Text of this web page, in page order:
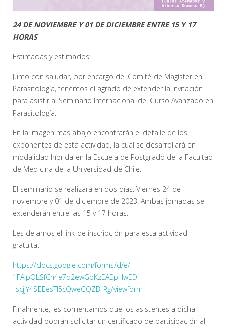
24 DE NOVIEMBRE Y 01 DE DICIEMBRE ENTRE 15 Y 17
HORAS
Estimadas y estimados:
Junto con saludar, por encargo del Comité de Magíster en
Parasitología, tenemos el agrado de extender la invitación
para asistir al Seminario Internacional del Curso Avanzado en
Parasitología.
En la imagen más abajo encontrarán el detalle de los
exponentes de esta actividad, la cual se desarrollará en
modalidad híbrida en la Escuela de Postgrado de la Facultad
de Medicina de la Universidad de Chile.
El seminario se realizará en dos días: Viernes 24 de
noviembre y 01 de diciembre de 2023. Ambas jornadas se
extenderán entre las 15 y 17 horas.
Les dejamos el link de inscripción para esta actividad
gratuita:
https://docs.google.com/forms/d/e/
1FAIpQLSfCh4e7d2ewGpKzEAEpHwED
_scjjY4SEEesTI5cQweGQZB_Rg/viewform
Finalmente, les comentamos que los asistentes a dicha
actividad podrán solicitar un certificado de participación al